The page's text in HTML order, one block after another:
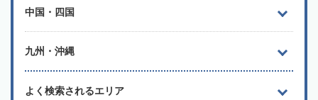
中国・四国
九州・沖縄
よく検索されるエリア